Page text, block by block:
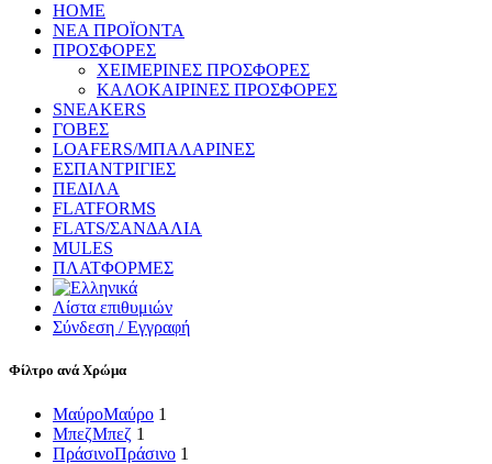
HOME
ΝΕΑ ΠΡΟΪΟΝΤΑ
ΠΡΟΣΦΟΡΕΣ
ΧΕΙΜΕΡΙΝΕΣ ΠΡΟΣΦΟΡΕΣ
ΚΑΛΟΚΑΙΡΙΝΕΣ ΠΡΟΣΦΟΡΕΣ
SNEAKERS
ΓΟΒΕΣ
LOAFERS/ΜΠΑΛΑΡΙΝΕΣ
ΕΣΠΑΝΤΡΙΓΙΕΣ
ΠΕΔΙΛΑ
FLATFORMS
FLATS/ΣΑΝΔΑΛΙΑ
MULES
ΠΛΑΤΦΟΡΜΕΣ
Λίστα επιθυμιών
Σύνδεση / Εγγραφή
Φίλτρο ανά Χρώμα
ΜαύροΜαύρο 1
ΜπεζΜπεζ 1
ΠράσινοΠράσινο 1